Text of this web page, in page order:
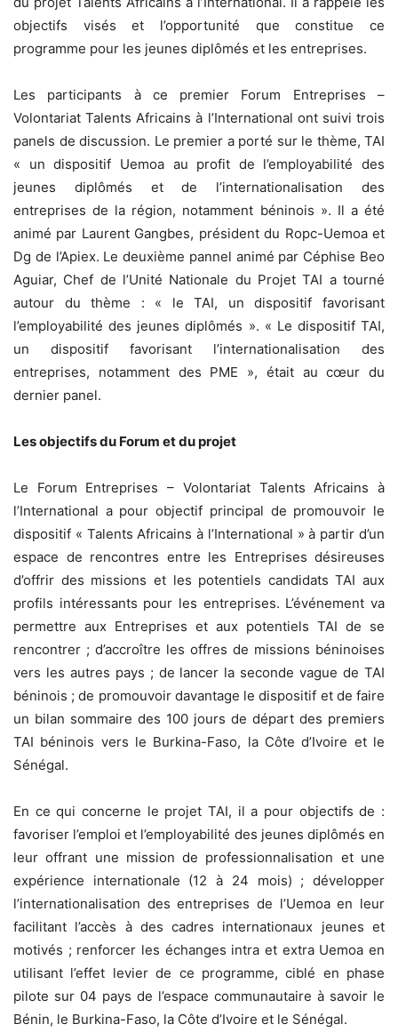
objectifs visés et l’opportunité que constitue ce
programme pour les jeunes diplômés et les entreprises.
Les participants à ce premier Forum Entreprises –
Volontariat Talents Africains à l’International ont suivi trois
panels de discussion. Le premier a porté sur le thème, TAI
« un dispositif Uemoa au profit de l’employabilité des
jeunes diplômés et de l’internationalisation des
entreprises de la région, notamment béninois ». Il a été
animé par Laurent Gangbes, président du Ropc-Uemoa et
Dg de l’Apiex. Le deuxième pannel animé par Céphise Beo
Aguiar, Chef de l’Unité Nationale du Projet TAI a tourné
autour du thème : « le TAI, un dispositif favorisant
l’employabilité des jeunes diplômés ». « Le dispositif TAI,
un dispositif favorisant l’internationalisation des
entreprises, notamment des PME », était au cœur du
dernier panel.
Les objectifs du Forum et du projet
Le Forum Entreprises – Volontariat Talents Africains à
l’International a pour objectif principal de promouvoir le
dispositif « Talents Africains à l’International » à partir d’un
espace de rencontres entre les Entreprises désireuses
d’offrir des missions et les potentiels candidats TAI aux
profils intéressants pour les entreprises. L’événement va
permettre aux Entreprises et aux potentiels TAI de se
rencontrer ; d’accroître les offres de missions béninoises
vers les autres pays ; de lancer la seconde vague de TAI
béninois ; de promouvoir davantage le dispositif et de faire
un bilan sommaire des 100 jours de départ des premiers
TAI béninois vers le Burkina-Faso, la Côte d’Ivoire et le
Sénégal.
En ce qui concerne le projet TAI, il a pour objectifs de :
favoriser l’emploi et l’employabilité des jeunes diplômés en
leur offrant une mission de professionnalisation et une
expérience internationale (12 à 24 mois) ; développer
l’internationalisation des entreprises de l’Uemoa en leur
facilitant l’accès à des cadres internationaux jeunes et
motivés ; renforcer les échanges intra et extra Uemoa en
utilisant l’effet levier de ce programme, ciblé en phase
pilote sur 04 pays de l’espace communautaire à savoir le
Bénin, le Burkina-Faso, la Côte d’Ivoire et le Sénégal.